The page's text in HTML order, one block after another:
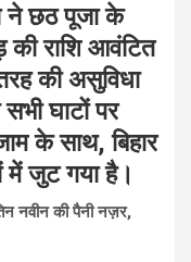
ने छठ पूजा के
राशि आवंटित
की असुविधा
घाटों पर
के साथ, बिहार
में जुट गया है।
नवीन की पैनी नज़र,